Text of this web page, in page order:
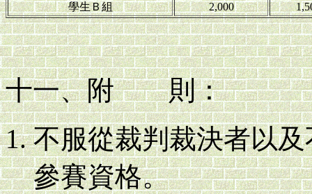
學生Ｂ組
2,000
十一、附 則：
不服從裁判裁決者以
參賽資格。